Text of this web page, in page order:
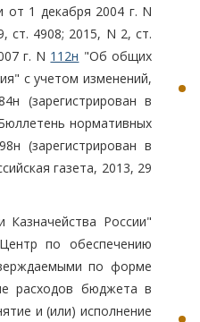
от 1 декабря 2004 г. N
ст. 4908; 2015, N 2, ст.
г. N 112н "Об общих
с учетом изменений,
(зарегистрирован в
нормативных
(зарегистрирован в
газета, 2013, 29
России"
по обеспечению
по форме
расходов бюджета в
и (или) исполнение